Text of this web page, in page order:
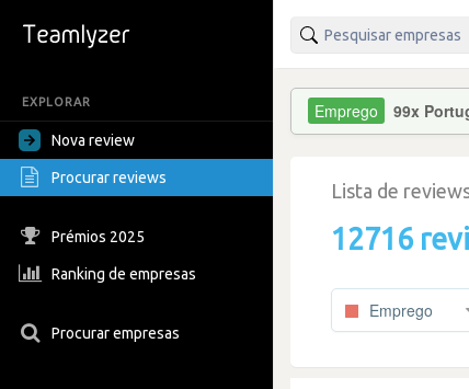
EXPLORAR
Nova review
Procurar reviews
Prémios 2025
Ranking de empresas
Procurar empresas
99x
Lista de
12716
Emprego